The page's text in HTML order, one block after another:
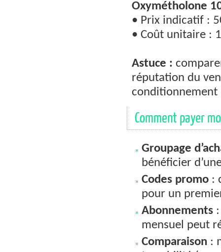
Oxymétholone
• Prix indicatif :
• Coût unitaire :
Astuce :
réputation du
Comment payer
Groupage
bénéficier
Codes promo :
pour un
Abonnements
mensuel peut
Comparaison :